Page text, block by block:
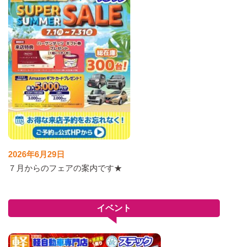
2026年6月29日
７月からのフェアの案内です★
イベント